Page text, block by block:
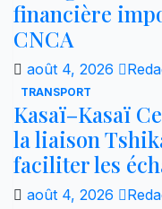
financière
CNCA
août 4, 2026
TRANSPORT
Kasaï–Kasaï
la liaison
faciliter les
août 4, 2026